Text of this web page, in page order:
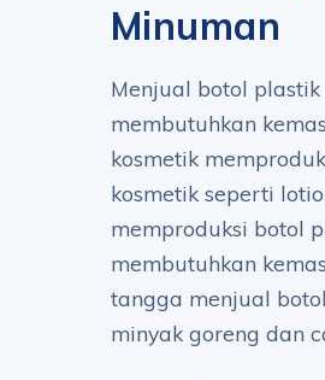
Minuman
Menjual botol
membutuhkan
kosmetik
kosmetik seperti
memproduksi botol
membutuhkan
tangga menjual
minyak goreng dan